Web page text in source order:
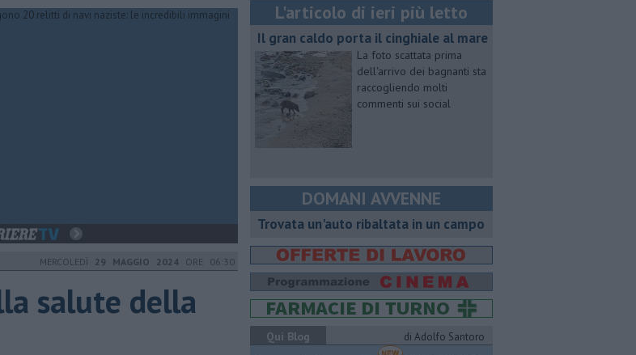
MERCOLEDÌ 29 MAGGIO 2024 ORE 06:30
salute della
L'articolo di ieri più letto
Il gran caldo porta il cinghiale al mare
La foto scattata prima
dell'arrivo dei bagnanti sta
raccogliendo molti
commenti sui social
DOMANI AVVENNE
Trovata un'auto ribaltata in un campo
Qui Blog
di Adolfo Santoro